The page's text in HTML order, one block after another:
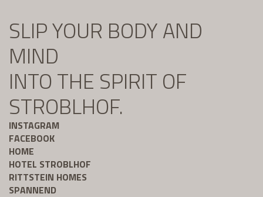
SLIP YOUR BODY AND
MIND
INTO THE SPIRIT OF
STROBLHOF.
INSTAGRAM
FACEBOOK
HOME
HOTEL STROBLHOF
RITTSTEIN HOMES
SPANNEND